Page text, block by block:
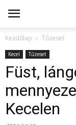
Kezdőlap Tűzeset
Kecel Tűzeset
Füst,
Kecelen